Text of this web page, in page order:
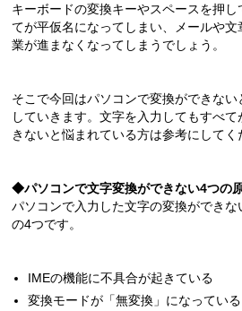
キーボードの変換キーやスペースを押
てが平仮名になってしまい、メールや
業が進まなくなってしまうでしょう。
そこで今回はパソコンで変換ができな
していきます。文字を入力してもすべ
きないと悩まれている方は参考にしてく
◆パソコンで文字変換ができない4つの
パソコンで入力した文字の変換ができ
の4つです。
IMEの機能に不具合が起きている
変換モードが「無変換」になっている